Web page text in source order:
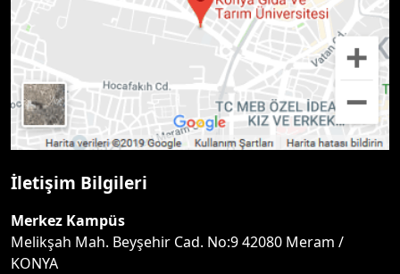
İletişim Bilgileri
Merkez Kampüs
Melikşah Mah. Beyşehir Cad. No:9 42080 Meram /
KONYA